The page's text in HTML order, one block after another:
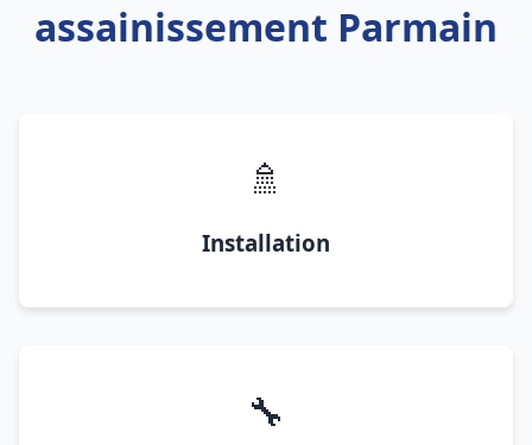
assainissement Parmain
🚿
Installation
🔧